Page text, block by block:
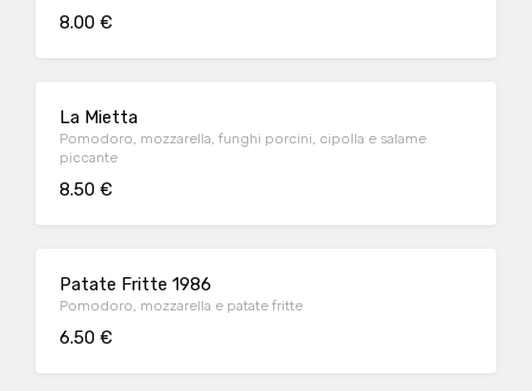
8.00 €
La Mietta
Pomodoro, mozzarella, funghi porcini, cipolla e salame
piccante
8.50 €
Patate Fritte 1986
Pomodoro, mozzarella e patate fritte
6.50 €